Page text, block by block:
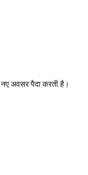
अवसर पैदा करती है।